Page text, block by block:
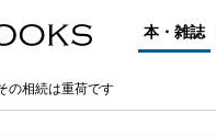
本・雑誌
の相続は重荷です